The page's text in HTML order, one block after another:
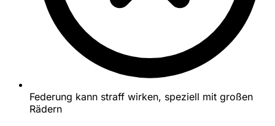
Federung kann straff wirken, speziell mit großen
Rädern